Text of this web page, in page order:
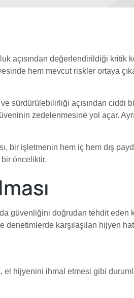
açısından değerlendirildiği kritik
hem mevcut riskler ortaya
sürdürülebilirliği açısından ciddi
zedelenmesine yol açar.
işletmenin hem iç hem dış
önceliktir.
güvenliğini doğrudan tehdit
karşılaşılan hijyen
hijyenini ihmal etmesi gibi